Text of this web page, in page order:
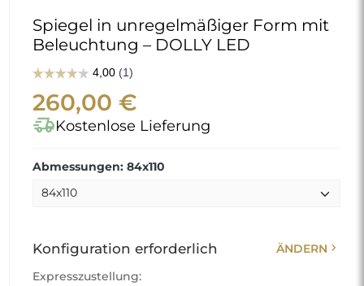
Spiegel in unregelmäßiger Form mit
Beleuchtung – DOLLY LED
260,00 €
delivery_truck_speedKostenlose Lieferung
Abmessungen: 84x110
Konfiguration erforderlich ÄNDERN chevron_right
Expresszustellung: